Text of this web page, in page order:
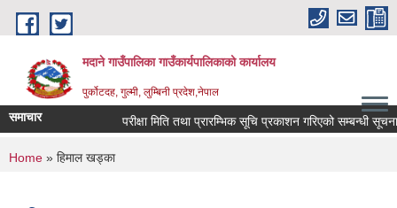
Skip to main content
मदाने गाउँपालिका गाउँकार्यपालिकाको कार्यालय
पुर्कोटदह, गुल्मी, लुम्बिनी प्रदेश,नेपाल
समाचार परीक्षा मिति तथा प्रारम्भिक सूचि प्रकाशन गरिएको सम्बन्धी सूचना
You are here
Home » हिमाल खड्का